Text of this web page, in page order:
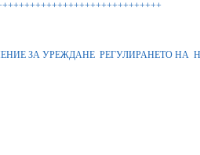
ЗА УРЕЖДАНЕ РЕГУЛИРАНЕТО НА